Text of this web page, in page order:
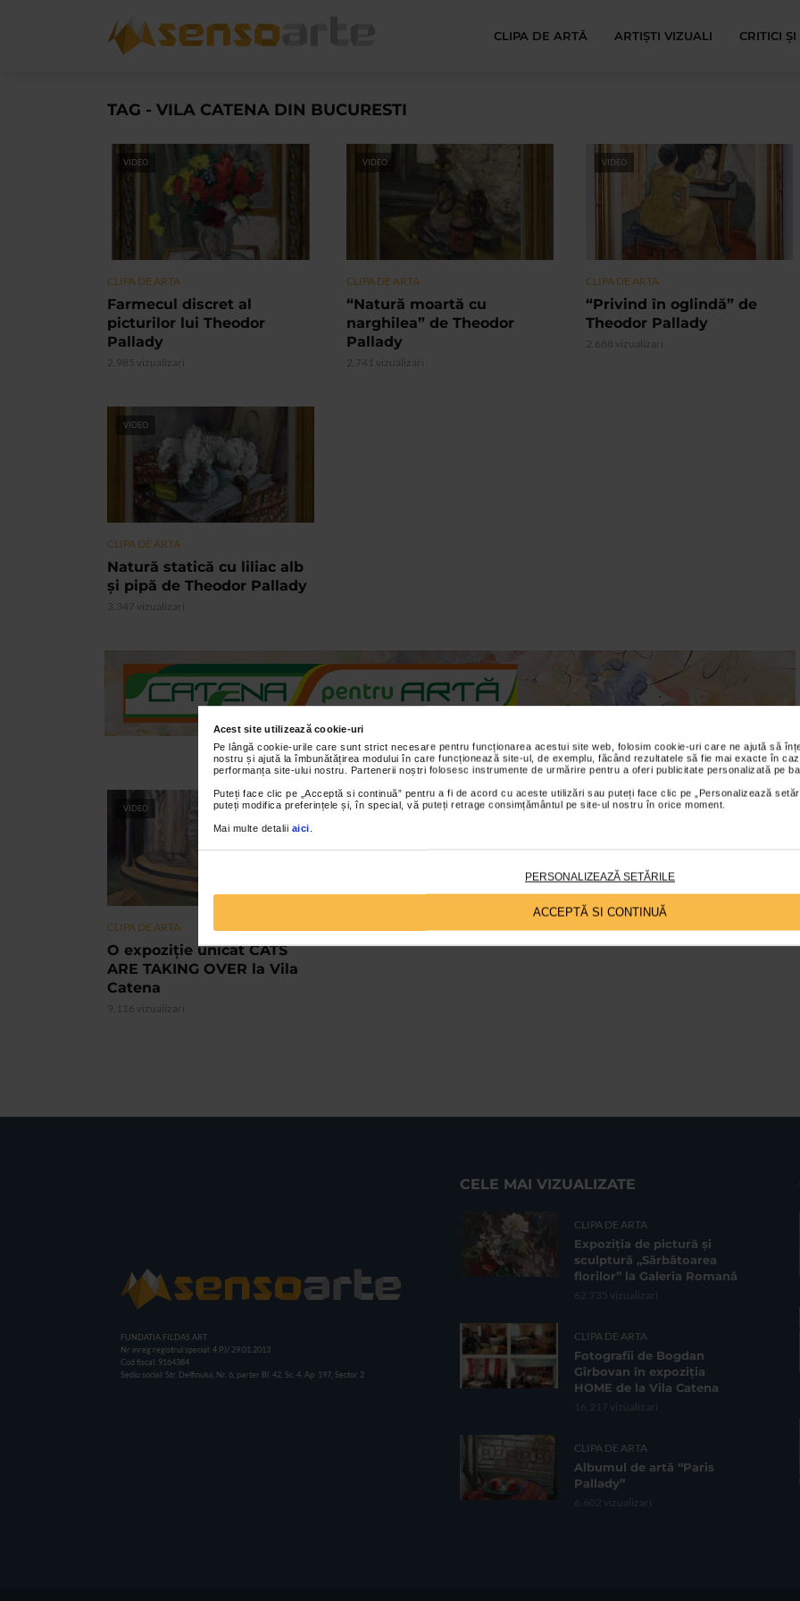
Acest site utilizează cookie-uri
Pe lângă cookie-urile care sunt strict necesare pentru funcționarea acestui site web, folosim cookie-uri care ne ajută să
nostru și ajută la îmbunătățirea modului în care funcționează site-ul, de exemplu, făcând rezultatele să fie mai exacte în
performanța site-ului nostru. Partenerii noștri folosesc instrumente de urmărire pentru a oferi publicitate personalizată pe
Puteți face clic pe „Acceptă si continuă” pentru a fi de acord cu aceste utilizări sau puteți face clic pe „Personalizează
puteți modifica preferințele și, în special, vă puteți retrage consimțământul pe site-ul nostru în orice moment.
Mai multe detalii aici
PERSONALIZEAZĂ SETĂRILE
ACCEPTĂ SI CONTINUĂ
CLIPA DE ARTĂ ARTIȘTI VIZUALI CRITICI
TAG - VILA CATENA DIN BUCURESTI
VIDEO
CLIPA DE ARTA
Farmecul discret al
picturilor lui Theodor
Pallady
2.985 vizualizari
VIDEO
CLIPA DE ARTA
“Natură moartă cu
narghilea” de Theodor
Pallady
2.741 vizualizari
VIDEO
CLIPA DE ARTA
“Privind în oglindă” de
Theodor Pallady
2.688 vizualizari
VIDEO
CLIPA DE ARTA
Natură statică cu liliac alb
și pipă de Theodor Pallady
3.347 vizualizari
VIDEO
CLIPA DE ARTA
O expoziție unicat CATS
ARE TAKING OVER la Vila
Catena
9.116 vizualizari
FUNDATIA FILDAS ART
Nr inreg registrul special: 4 PJ/ 29.01.2013
Cod fiscal: 9164384
Sediu social: Str. Delfinului, Nr. 6, parter Bl. 42, Sc. 4, Ap. 197, Sector 2
CELE MAI VIZUALIZATE
CLIPA DE ARTA
Expoziția de pictură și
sculptură „Sărbătoarea
florilor” la Galeria Romană
62.735 vizualizari
CLIPA DE ARTA
Fotografii de Bogdan
Gîrbovan în expoziția
HOME de la Vila Catena
16.217 vizualizari
CLIPA DE ARTA
Albumul de artă “Paris
Pallady”
6.602 vizualizari